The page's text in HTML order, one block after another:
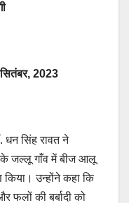
सितंबर, 2023
धन सिंह रावत ने
के जल्लू गाँव में बीज आलू
उन्होंने कहा कि
फलों की बर्बादी को